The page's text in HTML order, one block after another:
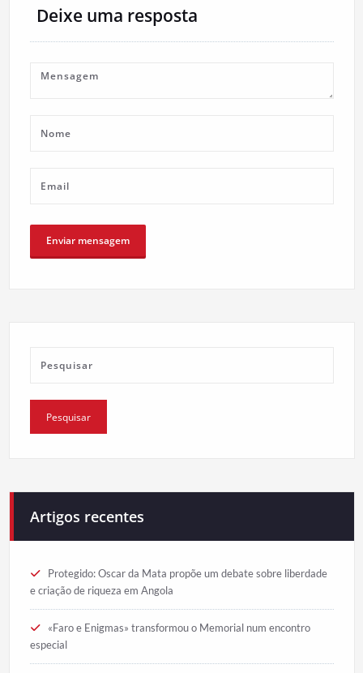
Deixe uma resposta
Artigos recentes
Protegido: Oscar da Mata propõe um debate sobre liberdade
e criação de riqueza em Angola
«Faro e Enigmas» transformou o Memorial num encontro
especial